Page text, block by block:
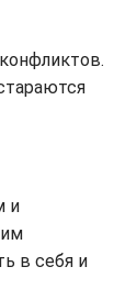
и
в себя и